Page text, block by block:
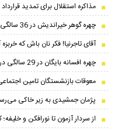
مذاکره استقلال برای تمدید
چهره گوهر خیراندیش در 36 سالگی در «سایه خیال»
آقای تاجرنیا! فکر نان باش که
چهره افسانه بایگان در 29 سالگی در یک فیلم
معوقات بازنشستگان تامین
پژمان جمشیدی به زیر خاکی
از سردار آزمون تا نورافکن و